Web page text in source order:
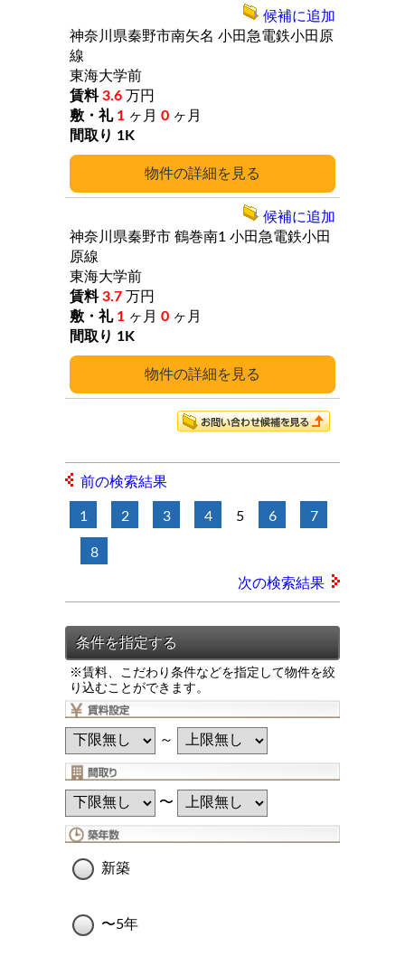
詳細
神奈川県秦野市南矢名 小田急電鉄小田原
線
東海大学前
3.6 万円
1 ヶ月 0 ヶ月
1K
候補に追加
詳細
神奈川県秦野市 鶴巻南1 小田急電鉄小田
原線
東海大学前
3.7 万円
1 ヶ月 0 ヶ月
1K
候補に追加
前の検索結果
1 2 3 4 5 6 7
8
次の検索結果
※賃料、こだわり条件などを指定して物件を絞
り込むことができます。
～
〜
新築
〜5年